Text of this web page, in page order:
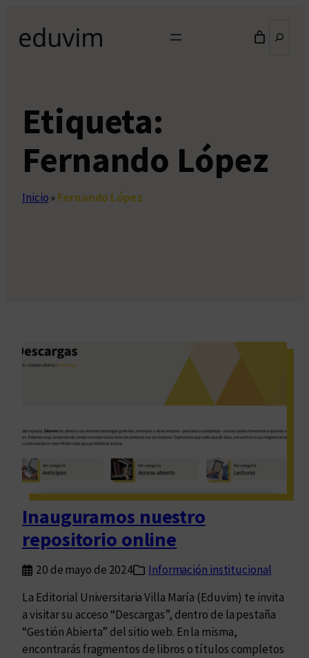
contenido
Etiqueta:
Fernando López
Inicio»Fernando López
Inauguramos nuestro
repositorio online
20 de mayo de 2024
Información institucional
La Editorial Universitaria Villa María (Eduvim) te invita
a visitar su acceso “Descargas”, dentro de la pestaña
“Gestión Abierta” del sitio web. En la misma,
encontrarás fragmentos de libros o títulos completos